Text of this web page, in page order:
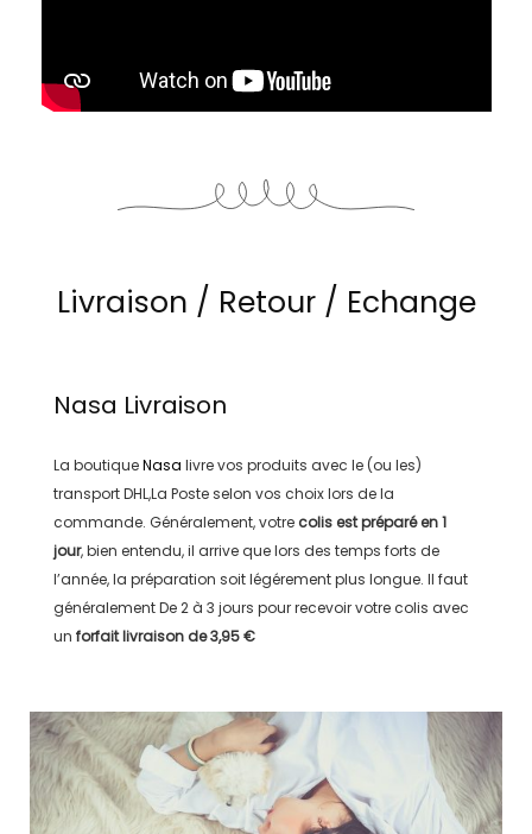
Livraison / Retour / Echange
Nasa Livraison
La boutiqueNasa livre vos produits avec le (ou les)
transportDHL,La Posteselon vos choix lors de la
commande. Généralement, votre colis est préparé en1
jour, bien entendu, il arrive que lors des temps forts de
l’année, la préparation soit légérement plus longue. Il faut
généralementDe 2 à 3 jours pour recevoir votre colis avec
un forfait livraison de3,95 €